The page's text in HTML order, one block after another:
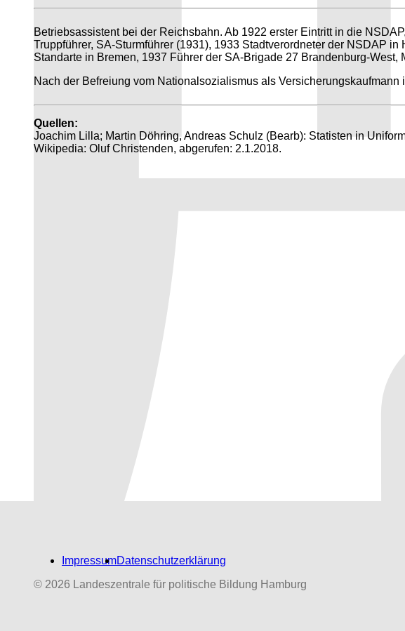
Betriebsassistent bei der Reichsbahn. Ab 1922 erster Eintritt in die
Truppführer, SA-Sturmführer (1931), 1933 Stadtverordneter der NSDAP
Standarte in Bremen, 1937 Führer der SA-Brigade 27 Brandenburg-
Nach der Befreiung vom Nationalsozialismus als Versicherungskaufmann
Quellen:
Joachim Lilla; Martin Döhring, Andreas Schulz (Bearb): Statisten in
Wikipedia: Oluf Christenden, abgerufen: 2.1.2018.
ImpressumDatenschutzerklärung
© 2026 Landeszentrale für politische Bildung Hamburg